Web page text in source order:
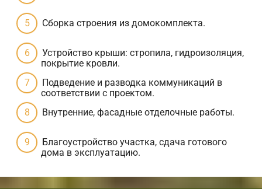
Сборка строения из домокомплекта.
Устройство крыши: стропила, гидроизоляция,
покрытие кровли.
Подведение и разводка коммуникаций в
соответствии с проектом.
Внутренние, фасадные отделочные работы.
Благоустройство участка, сдача готового
дома в эксплуатацию.